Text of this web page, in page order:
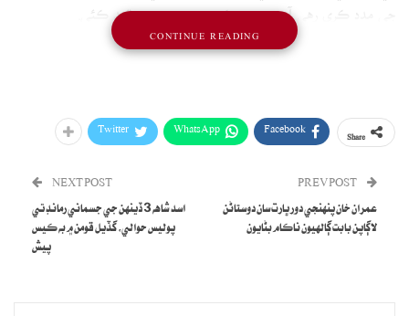
جي مدد ڪري رهي آهي، هن حڪومت تي سخت تنقيد ڪئي.
Facebook
WhatsApp
Twitter
عمران خان پنهنجي دور ڀارت سان دوستاڻن
لاڳاپن بابت ڳالهيون ناڪام بڻايون
NEXT POST
اسد شاهه 3 ڏينهن جي جسماني رمانڊ تي
پوليس حوالي، گڏيل قومن ۾ به ڪيس
پيش